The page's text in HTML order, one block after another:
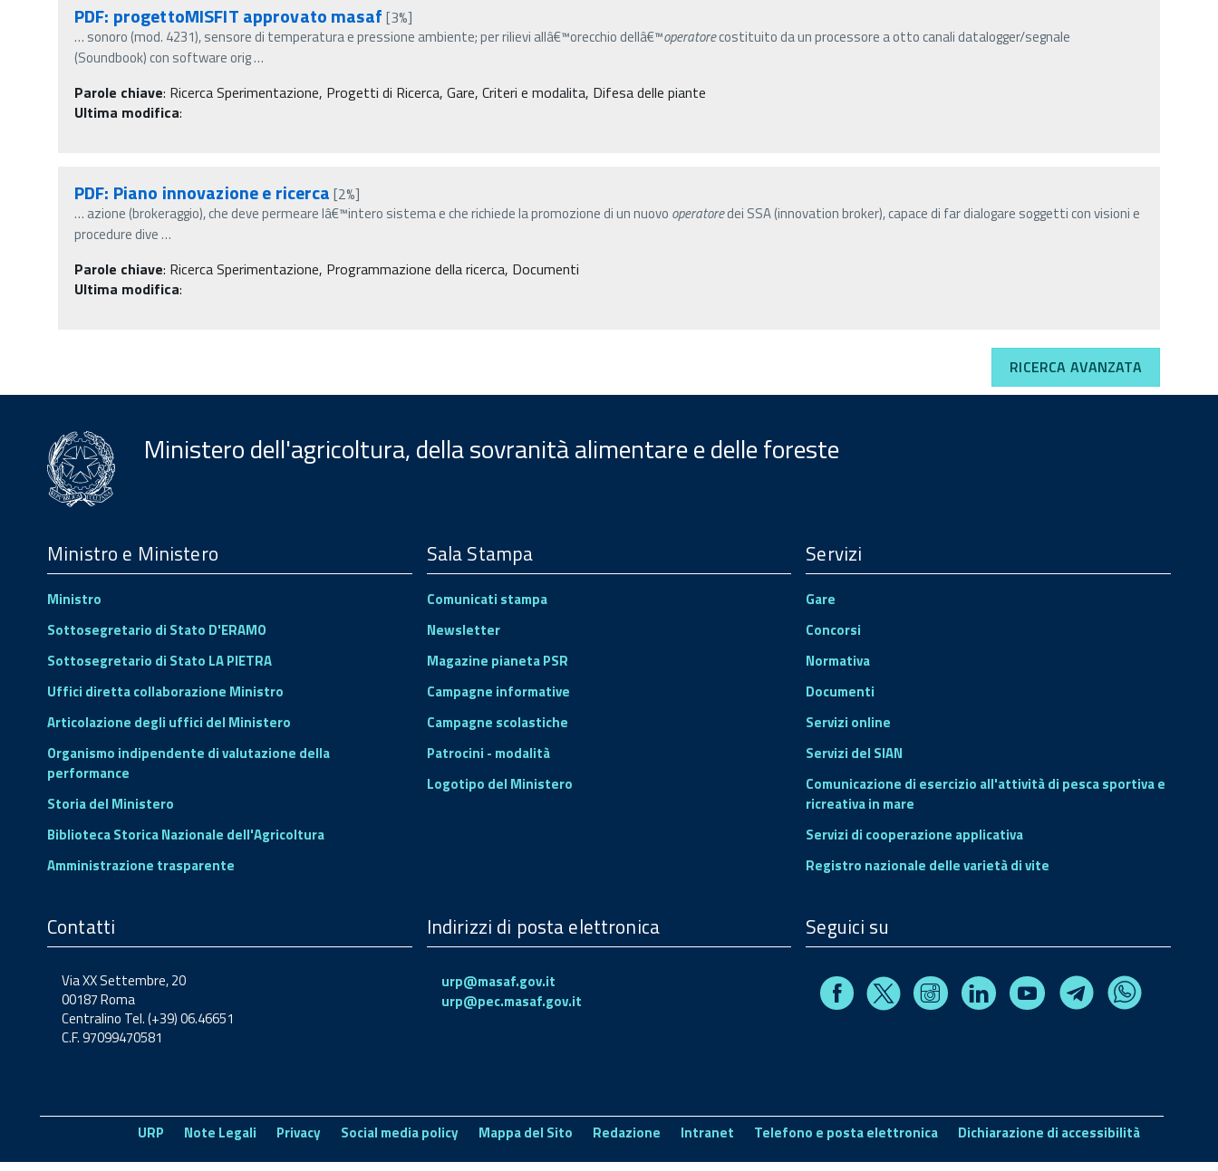
PDF: progettoMISFIT approvato masaf [3%]
… sonoro (mod. 4231), sensore di temperatura e pressione ambiente; per rilievi allâ€™orecchio dellâ€™operatorecostituito da un processore a otto canali datalogger/segnale
(Soundbook) con software orig…
Parole chiave: Ricerca Sperimentazione, Progetti di Ricerca, Gare, Criteri e modalita, Difesa delle piante
Ultima modifica:
PDF: Piano innovazione e ricerca [2%]
… azione (brokeraggio), che deve permeare lâ€™intero sistema e che richiede la promozione di un nuovo operatoredei SSA (innovation broker), capace di far dialogare soggetti con visioni e
procedure dive…
Parole chiave: Ricerca Sperimentazione, Programmazione della ricerca, Documenti
Ultima modifica:
RICERCA AVANZATA
Ministero dell'agricoltura, della sovranità alimentare e delle foreste
Menu
Footer
Ministro e Ministero
Ministro
Sottosegretario di Stato D'ERAMO
Sottosegretario di Stato LA PIETRA
Uffici diretta collaborazione Ministro
Articolazione degli uffici del Ministero
Organismo indipendente di valutazione della
performance
Storia del Ministero
Biblioteca Storica Nazionale dell'Agricoltura
Amministrazione trasparente
Sala Stampa
Comunicati stampa
Newsletter
Magazine pianeta PSR
Campagne informative
Campagne scolastiche
Patrocini - modalità
Logotipo del Ministero
Servizi
Gare
Concorsi
Normativa
Documenti
Servizi online
Servizi del SIAN
Comunicazione di esercizio all'attività di pesca sportiva e
ricreativa in mare
Servizi di cooperazione applicativa
Registro nazionale delle varietà di vite
Contatti
Via XX Settembre, 20
00187 Roma
Centralino Tel. (+39) 06.46651
C.F. 97099470581
Indirizzi di posta elettronica
urp@masaf.gov.it
urp@pec.masaf.gov.it
Seguici su
Facebook
X InstagramLinkedinYoutube TelegramWhatsapp
URP Note Legali Privacy Social media policy Mappa del Sito Redazione Intranet Telefono e posta elettronica Dichiarazione di accessibilità